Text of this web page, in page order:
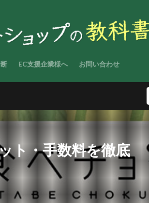
EC支援企業様へ お問い合わせ
ト・手数料を徹底